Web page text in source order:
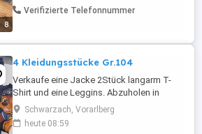
8
Verifizierte Telefonnummer
4 Kleidungsstücke Gr.104
Verkaufe eine Jacke 2Stück langarm T-
Shirt und eine Leggins. Abzuholen in
Schwarzach.
Schwarzach, Vorarlberg
heute 08:59